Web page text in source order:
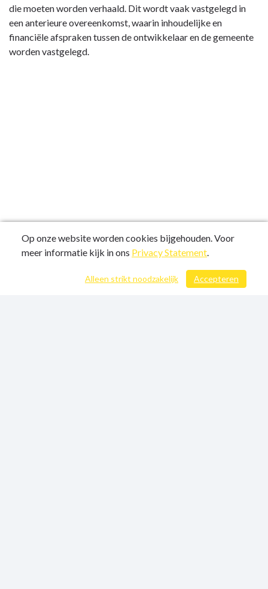
Faciliterend
grondbeleid
die moeten worden verhaald. Dit wordt vaak vastgelegd in
een anterieure overeenkomst, waarin inhoudelijke en
financiële afspraken tussen de ontwikkelaar en de gemeente
worden vastgelegd.
/ 254
Op onze website worden cookies bijgehouden. Voor
meer informatie kijk in ons Privacy Statement.
Accepteren
Alleen strikt noodzakelijk